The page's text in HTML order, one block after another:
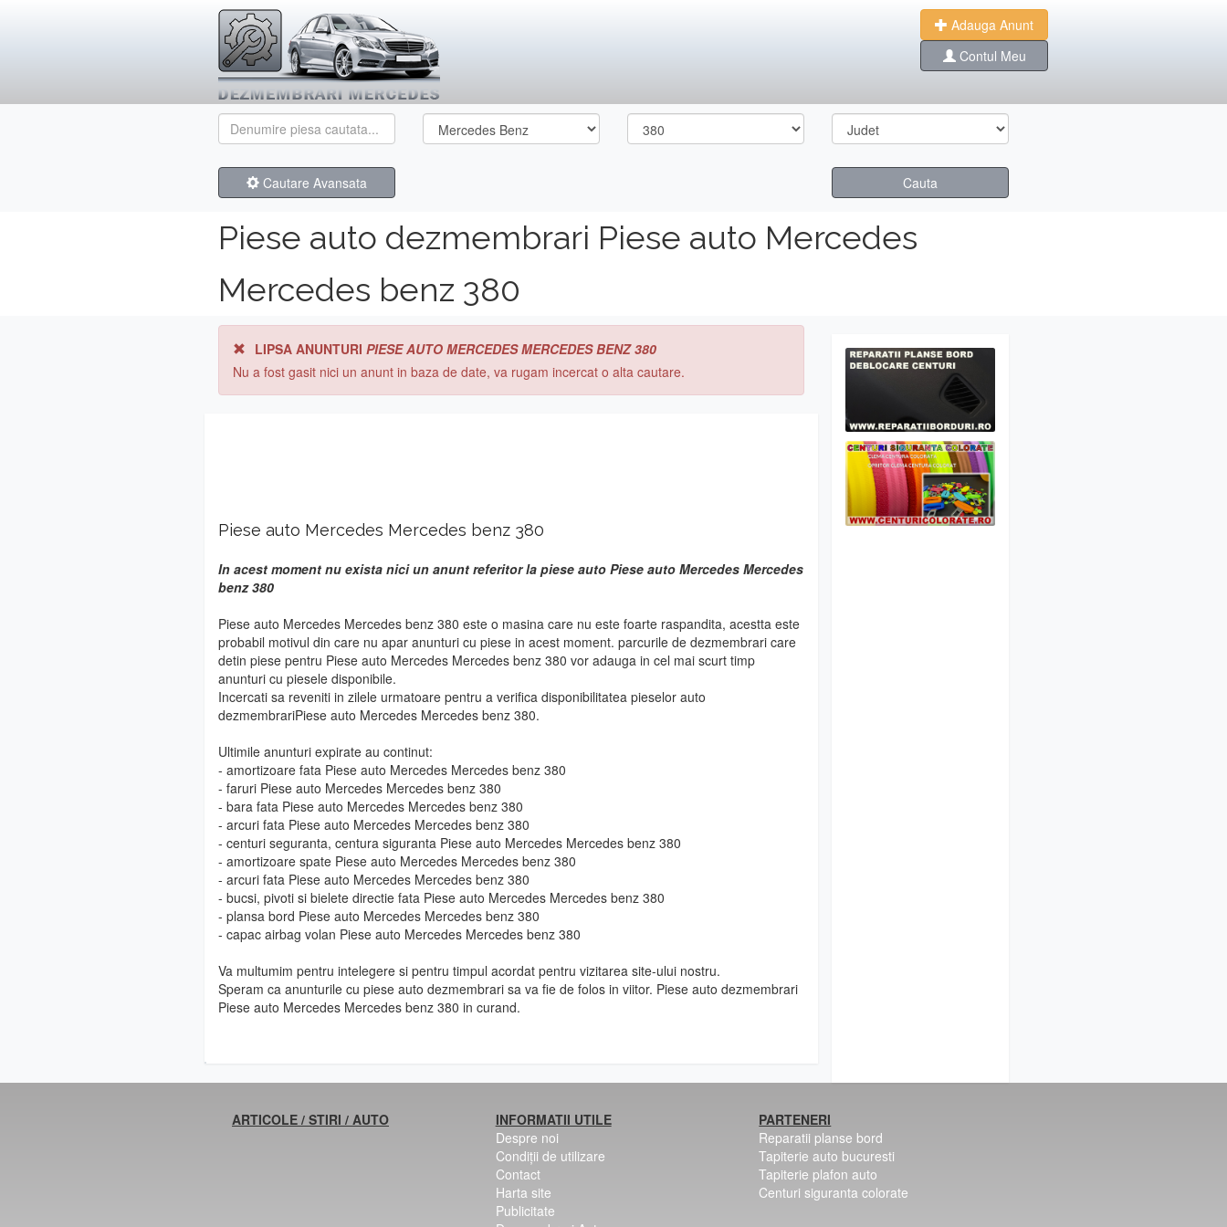
Adauga Anunt
Contul Meu
Cautare Avansata Cauta
Piese auto dezmembrari Piese auto Mercedes
Mercedes benz 380
LIPSA ANUNTURI PIESE AUTO MERCEDES MERCEDES BENZ 380
Nu a fost gasit nici un anunt in baza de date, va rugam incercat o alta cautare.
Piese auto Mercedes Mercedes benz 380
In acest moment nu exista nici un anunt referitor la piese auto Piese auto Mercedes Mercedes
benz 380
Piese auto Mercedes Mercedes benz 380 este o masina care nu este foarte raspandita, acestta este
probabil motivul din care nu apar anunturi cu piese in acest moment. parcurile de dezmembrari care
detin piese pentru Piese auto Mercedes Mercedes benz 380 vor adauga in cel mai scurt timp
anunturi cu piesele disponibile.
Incercati sa reveniti in zilele urmatoare pentru a verifica disponibilitatea pieselor auto
dezmembrariPiese auto Mercedes Mercedes benz 380.
Ultimile anunturi expirate au continut:
- amortizoare fata Piese auto Mercedes Mercedes benz 380
- faruri Piese auto Mercedes Mercedes benz 380
- bara fata Piese auto Mercedes Mercedes benz 380
- arcuri fata Piese auto Mercedes Mercedes benz 380
- centuri seguranta, centura siguranta Piese auto Mercedes Mercedes benz 380
- amortizoare spate Piese auto Mercedes Mercedes benz 380
- arcuri fata Piese auto Mercedes Mercedes benz 380
- bucsi, pivoti si bielete directie fata Piese auto Mercedes Mercedes benz 380
- plansa bord Piese auto Mercedes Mercedes benz 380
- capac airbag volan Piese auto Mercedes Mercedes benz 380
Va multumim pentru intelegere si pentru timpul acordat pentru vizitarea site-ului nostru.
Speram ca anunturile cu piese auto dezmembrari sa va fie de folos in viitor. Piese auto dezmembrari
Piese auto Mercedes Mercedes benz 380 in curand.
ARTICOLE / STIRI / AUTO
INFORMATII UTILE
Despre noi
Condiții de utilizare
Contact
Harta site
Publicitate
PARTENERI
Reparatii planse bord
Tapiterie auto bucuresti
Tapiterie plafon auto
Centuri siguranta colorate